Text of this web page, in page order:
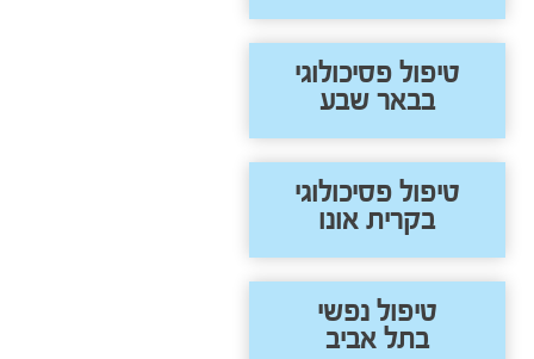
טיפול פסיכולוגי
בבאר שבע
טיפול פסיכולוגי
בקרית אונו
טיפול נפשי
בתל אביב